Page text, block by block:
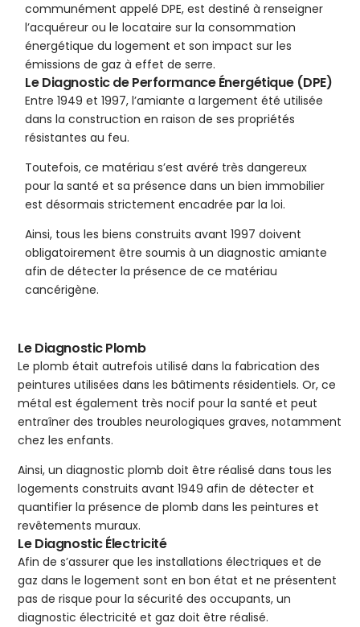
communément appelé DPE, est destiné à renseigner
l’acquéreur ou le locataire sur la consommation
énergétique du logement et son impact sur les
émissions de gaz à effet de serre.
Le Diagnostic de Performance Énergétique (DPE)
Entre 1949 et 1997, l’amiante a largement été utilisée
dans la construction en raison de ses propriétés
résistantes au feu.
Toutefois, ce matériau s’est avéré très dangereux
pour la santé et sa présence dans un bien immobilier
est désormais strictement encadrée par la loi.
Ainsi, tous les biens construits avant 1997 doivent
obligatoirement être soumis à un diagnostic amiante
afin de détecter la présence de ce matériau
cancérigène.
Le Diagnostic Plomb
Le plomb était autrefois utilisé dans la fabrication des
peintures utilisées dans les bâtiments résidentiels. Or, ce
métal est également très nocif pour la santé et peut
entraîner des troubles neurologiques graves, notamment
chez les enfants.
Ainsi, un diagnostic plomb doit être réalisé dans tous les
logements construits avant 1949 afin de détecter et
quantifier la présence de plomb dans les peintures et
revêtements muraux.
Le Diagnostic Électricité
Afin de s’assurer que les installations électriques et de
gaz dans le logement sont en bon état et ne présentent
pas de risque pour la sécurité des occupants, un
diagnostic électricité et gaz doit être réalisé.